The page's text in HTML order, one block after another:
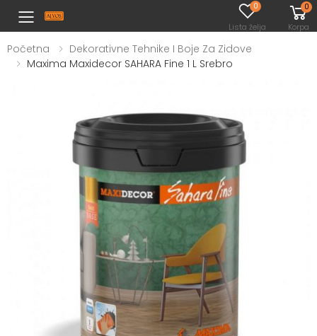
Toggle mobile menu
0
Lista želja
0
Korpa
Početna
Dekorativne Tehnike I Boje Za Zidove
Maxima Maxidecor SAHARA Fine 1 L Srebro